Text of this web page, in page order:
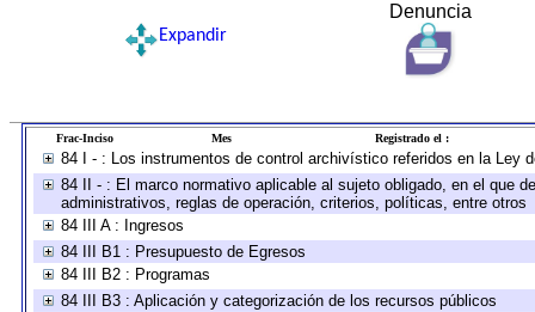
Denuncia
Expandir
Frac-Inciso Mes Registrado el :
84 I - : Los instrumentos de control archivístico referidos en la Ley
84 II - : El marco normativo aplicable al sujeto obligado, en el que
administrativos, reglas de operación, criterios, políticas, entre otros
84 III A : Ingresos
84 III B1 : Presupuesto de Egresos
84 III B2 : Programas
84 III B3 : Aplicación y categorización de los recursos públicos